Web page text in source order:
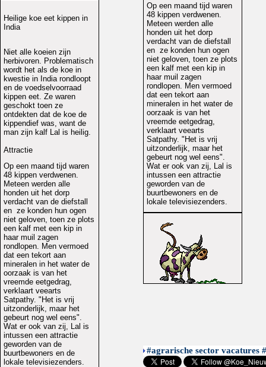
Heilige koe eet kippen in
India
Niet alle koeien zijn
herbivoren. Problematisch
wordt het als de koe in
kwestie in India rondloopt
en de voedselvoorraad
kippen eet. Ze waren
geschokt toen ze
ontdekten dat de koe de
kippendief was, want de
man zijn kalf Lal is heilig.
Attractie
Op een maand tijd waren
48 kippen verdwenen.
Meteen werden alle
honden uit het dorp
verdacht van de diefstall
en ze konden hun ogen
niet geloven, toen ze plots
een kalf met een kip in
haar muil zagen
rondlopen. Men vermoed
dat een tekort aan
mineralen in het water de
oorzaak is van het
vreemde eetgedrag,
verklaart veearts
Satpathy. "Het is vrij
uitzonderlijk, maar het
gebeurt nog wel eens".
Wat er ook van zij, Lal is
intussen een attractie
geworden van de
buurtbewoners en de
lokale televisiezenders.
Op een maand tijd waren
48 kippen verdwenen.
Meteen werden alle
honden uit het dorp
verdacht van de diefstall
en ze konden hun ogen
niet geloven, toen ze plots
een kalf met een kip in
haar muil zagen
rondlopen. Men vermoed
dat een tekort aan
mineralen in het water de
oorzaak is van het
vreemde eetgedrag,
verklaart veearts
Satpathy. "Het is vrij
uitzonderlijk, maar het
gebeurt nog wel eens".
Wat er ook van zij, Lal is
intussen een attractie
geworden van de
buurtbewoners en de
lokale televisiezenders.
#agrarische sector vacatures